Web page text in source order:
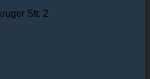
Str. 2